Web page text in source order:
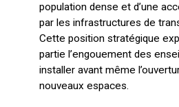
population dense et d’une
par les infrastructures de
Cette position stratégique
partie l’engouement des
installer avant même
nouveaux espaces.